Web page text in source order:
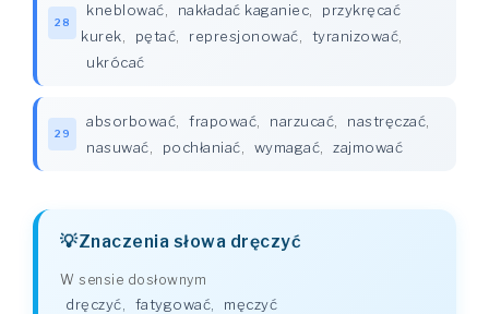
28
kneblować, nakładać kaganiec,
przykręcać
kurek, pętać, represjonować, tyranizować,
ukrócać
29
absorbować, frapować, narzucać, nastręczać,
nasuwać, pochłaniać, wymagać, zajmować
Znaczenia słowa dręczyć
W sensie dosłownym
dręczyć fatygować męczyć